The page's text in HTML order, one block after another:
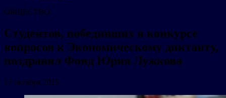
ОБЩЕСТВО
Студентов, победивших в конкурсе
вопросов к Экономическому диктанту,
поздравил Фонд Юрия Лужкова
17 октября 2025